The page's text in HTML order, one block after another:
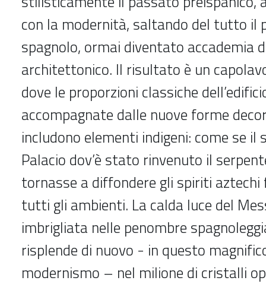
con la modernità, saltando del tutto il
spagnolo, ormai diventato accademia
architettonico. Il risultato è un
dove le proporzioni classiche
accompagnate dalle nuove forme
includono elementi indigeni: come se
Palacio dov’è stato rinvenuto il
tornasse a diffondere gli spiriti aztechi
tutti gli ambienti. La calda luce del
imbrigliata nelle penombre
risplende di nuovo - in questo
modernismo – nel milione di cristalli